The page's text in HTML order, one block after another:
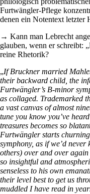
Furtwängler-Pflege
denen ein Notentext letzter
→ Kann man Lebrecht
glauben, wenn er schreibt:
reine Rhetorik?
„If Bruckner married
their backward child, the
Furtwängler’s B-minor
as collaged. Trademarked
a vast canvas of almost
tune you know you’ve
treasures becomes so
Furtwängler starts
symphony, as if we’d
others) over and over
so insightful and
senseless to his own
their level best to get us
muddled I have read in